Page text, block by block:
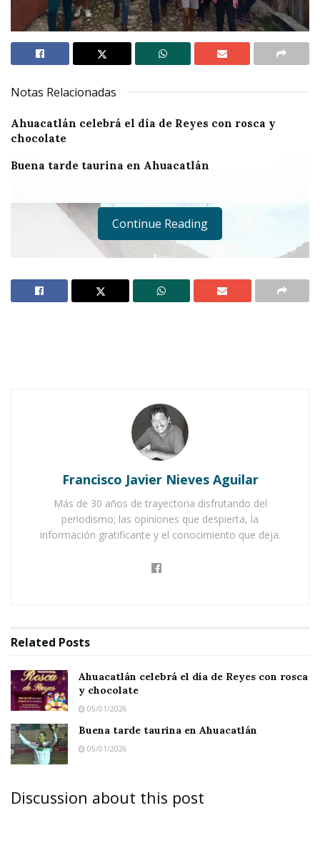
Notas Relacionadas
Ahuacatlán celebrá el día de Reyes con rosca y
chocolate
Buena tarde taurina en Ahuacatlán
Siendo invitado el presidente, intercambio un
Continue Reading
Francisco Javier Nieves Aguilar
Más de 30 años de trayectoria disfrutando del
periodismo; las opiniones que despierta, la
información gratificante y el conocimiento que deja.
Related Posts
Ahuacatlán celebrá el día de Reyes con rosca
y chocolate
05/01/2026
Buena tarde taurina en Ahuacatlán
05/01/2026
Discussion about this post